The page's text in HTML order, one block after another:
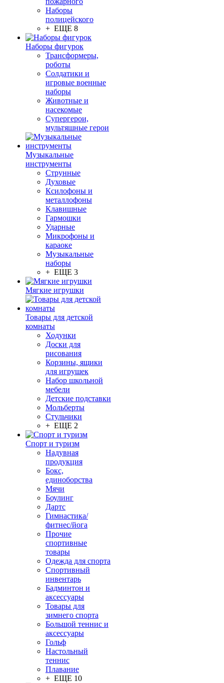
Наборы
полицейского
+ ЕЩЕ 8
Наборы фигурок
Трансформеры,
роботы
Солдатики и
игровые военные
наборы
Животные и
насекомые
Супергерои,
мультяшные герои
Музыкальные
инструменты
Струнные
Духовые
Ксилофоны и
металлофоны
Клавишные
Гармошки
Ударные
Микрофоны и
караоке
Музыкальные
наборы
+ ЕЩЕ 3
Мягкие игрушки
Товары для детской
комнаты
Ходунки
Доски для
рисования
Корзины, ящики
для игрушек
Набор школьной
мебели
Детские подставки
Мольберты
Стульчики
+ ЕЩЕ 2
Спорт и туризм
Надувная
продукция
Бокс,
единоборства
Мячи
Боулинг
Дартс
Гимнастика/
фитнес/йога
Прочие
спортивные
товары
Одежда для спорта
Спортивный
инвентарь
Бадминтон и
аксессуары
Товары для
зимнего спорта
Большой теннис и
аксессуары
Гольф
Настольный
теннис
Плавание
+ ЕЩЕ 10